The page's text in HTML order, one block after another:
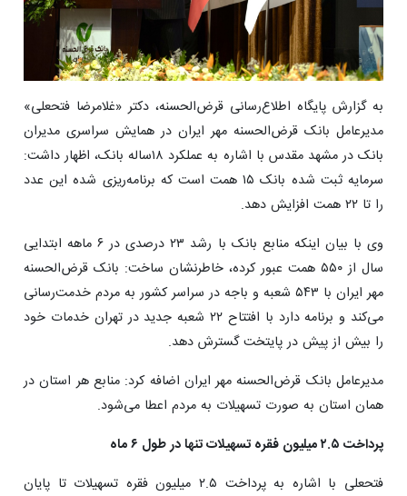
به گزارش پایگاه اطلاع‌رسانی قرض‌الحسنه، دکتر «غلامرضا فتحعلی»
مدیرعامل بانک قرض‌الحسنه مهر ایران در همایش سراسری مدیران
بانک در مشهد مقدس با اشاره به عملکرد ۱۸ساله بانک، اظهار داشت:
سرمایه ثبت ‌شده بانک ۱۵ همت است که برنامه‌ریزی شده این عدد
را تا ۲۲ همت افزایش دهد.
وی با بیان اینکه منابع بانک با رشد ۲۳ درصدی در ۶ ماهه ابتدایی
سال از ۵۵۰ همت عبور کرده، خاطرنشان ساخت: بانک قرض‌الحسنه
مهر ایران با ۵۴۳ شعبه و باجه در سراسر کشور به مردم خدمت‌رسانی
‌می‌کند و برنامه دارد با افتتاح ۲۲ شعبه جدید در تهران خدمات خود
را بیش از پیش در پایتخت گسترش دهد.
مدیرعامل بانک قرض‌الحسنه مهر ایران اضافه کرد: منابع هر استان در
همان استان به صورت تسهیلات به مردم اعطا می‌شود.
پرداخت ۲.۵ میلیون فقره تسهیلات تنها در طول ۶ ماه
فتحعلی با اشاره به پرداخت ۲.۵ میلیون فقره تسهیلات تا پایان